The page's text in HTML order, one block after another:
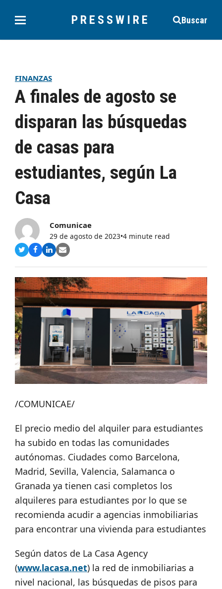
PRESSWIRE Buscar
FINANZAS
A finales de agosto se
disparan las búsquedas
de casas para
estudiantes, según La
Casa
Comunicae
29 de agosto de 2023•4 minute read
Compartir
Twitter
Compartir
Facebook
Compartir
LinkedIn
Share
Email
/COMUNICAE/
El precio medio del alquiler para estudiantes
ha subido en todas las comunidades
autónomas. Ciudades como Barcelona,
Madrid, Sevilla, Valencia, Salamanca o
Granada ya tienen casi completos los
alquileres para estudiantes por lo que se
recomienda acudir a agencias inmobiliarias
para encontrar una vivienda para estudiantes
Según datos de La Casa Agency
(www.lacasa.net) la red de inmobiliarias a
nivel nacional, las búsquedas de pisos para